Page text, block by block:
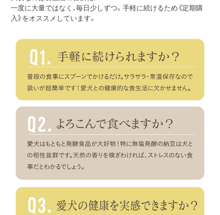
一度に大量ではなく、毎日少しずつ。手軽に続けるため《定期購
入》をオススメしています。